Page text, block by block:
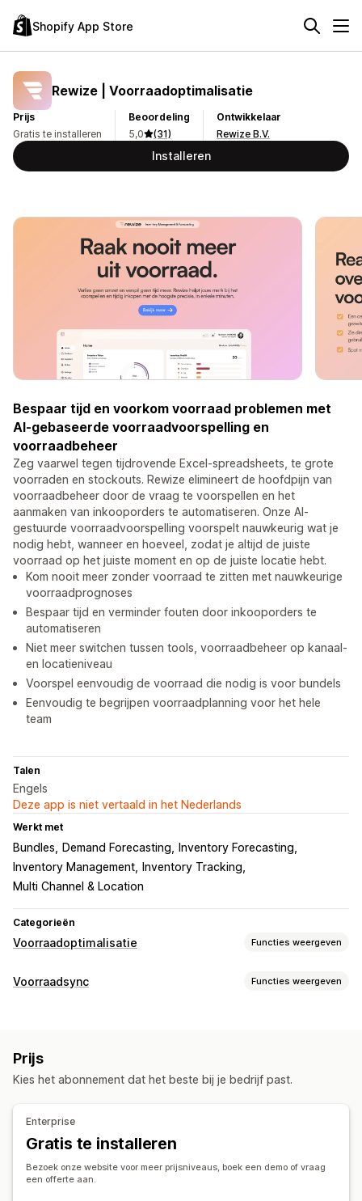
Shopify App Store
Rewize | Voorraadoptimalisatie
Prijs
Gratis te installeren
Beoordeling
5,0
(31)
Ontwikkelaar
Rewize B.V.
Installeren
Bespaar tijd en voorkom voorraad problemen met
AI-gebaseerde voorraadvoorspelling en
voorraadbeheer
Zeg vaarwel tegen tijdrovende Excel-spreadsheets, te grote
voorraden en stockouts. Rewize elimineert de hoofdpijn van
voorraadbeheer door de vraag te voorspellen en het
aanmaken van inkooporders te automatiseren. Onze AI-
gestuurde voorraadvoorspelling voorspelt nauwkeurig wat je
nodig hebt, wanneer en hoeveel, zodat je altijd de juiste
voorraad op het juiste moment en op de juiste locatie hebt.
Kom nooit meer zonder voorraad te zitten met nauwkeurige
voorraadprognoses
Bespaar tijd en verminder fouten door inkooporders te
automatiseren
Niet meer switchen tussen tools, voorraadbeheer op kanaal-
en locatieniveau
Voorspel eenvoudig de voorraad die nodig is voor bundels
Eenvoudig te begrijpen voorraadplanning voor het hele
team
Talen
Engels
Deze app is niet vertaald in het Nederlands
Werkt met
Bundles Demand Forecasting
Inventory Forecasting
Inventory Management
Inventory Tracking
Multi Channel & Location
Categorieën
Voorraadoptimalisatie Functies weergeven
Voorraadbeheer
Voorraadverplaatsing
Workflow-automatisering Meerdere kanalen
Bestellingenbeheer
Backorders
Automatische verwerking
Voorraadsync Functies weergeven
Barcodes
Automatisch Handmatig Bulk Realtime Gepland
Updates van bestellingen
E-mailmeldingen
Foutrapporten
Prijs
Kies het abonnement dat het beste bij je bedrijf past.
Enterprise
Gratis te installeren
Bezoek onze website voor meer prijsniveaus, boek een demo of vraag
een offerte aan.